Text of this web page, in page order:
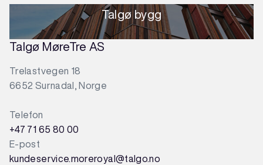
Talgø bygg
Talgø MøreTre AS
Trelastvegen 18
6652 Surnadal, Norge
Telefon
+47 71 65 80 00
E-post
kundeservice.moreroyal@talgo.no